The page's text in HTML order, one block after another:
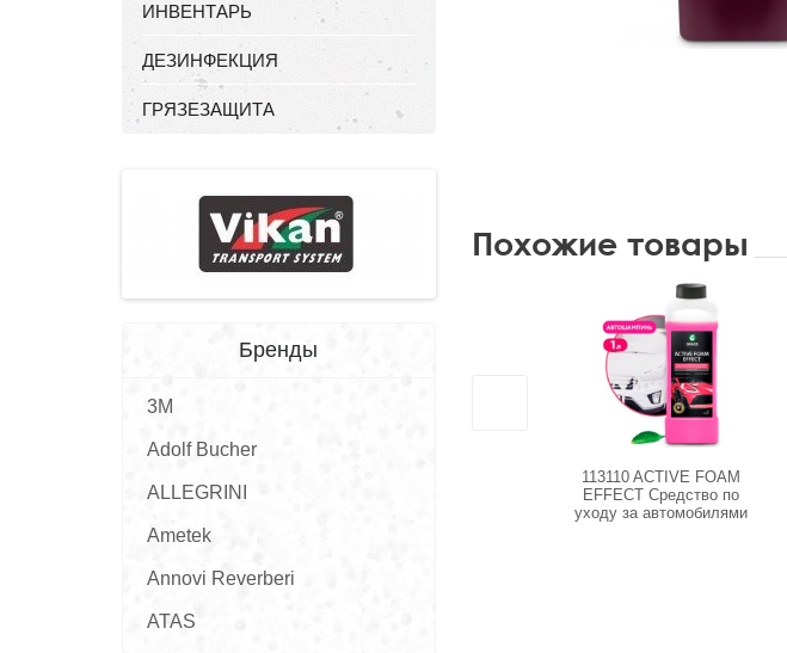
ИНВЕНТАРЬ
ДЕЗИНФЕКЦИЯ
ГРЯЗЕЗАЩИТА
Бренды
3M
Adolf Bucher
ALLEGRINI
Ametek
Annovi Reverberi
ATAS
Похожие товары
113110 ACTIVE FOAM
EFFECT Средство по
уходу за автомобилями